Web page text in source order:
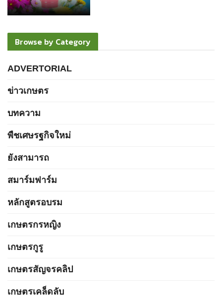
Browse by Category
ADVERTORIAL
ข่าวเกษตร
บทความ
พืชเศษรฐกิจใหม่
ยังสามารถ
สมาร์มฟาร์ม
หลักสูตรอบรม
เกษตรกรหญิง
เกษตรกูรู
เกษตรสัญจรคลิป
เกษตรเคล็ดลับ